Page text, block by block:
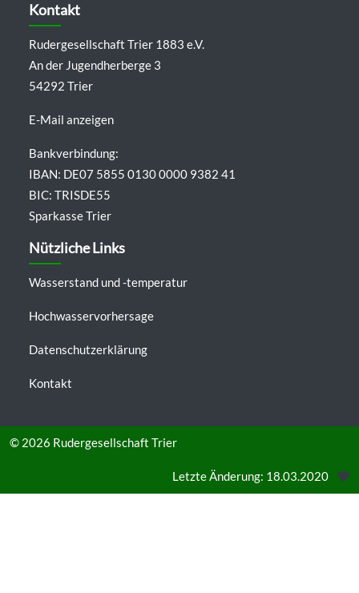
Kontakt
Rudergesellschaft Trier 1883 e.V.
An der Jugendherberge 3
54292 Trier
E-Mail anzeigen
Bankverbindung:
IBAN: DE07 5855 0130 0000 9382 41
BIC: TRISDE55
Sparkasse Trier
Nützliche Links
Wasserstand und -temperatur
Hochwasservorhersage
Datenschutzerklärung
Kontakt
© 2026 Rudergesellschaft Trier
Letzte Änderung: 18.03.2020